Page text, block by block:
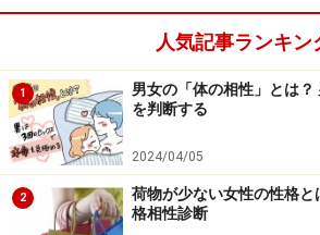
人気記事ランキン
1
男女の「体の相性」とは
を判断する
2024/04/05
2
荷物が少ない女性の性格
格相性診断